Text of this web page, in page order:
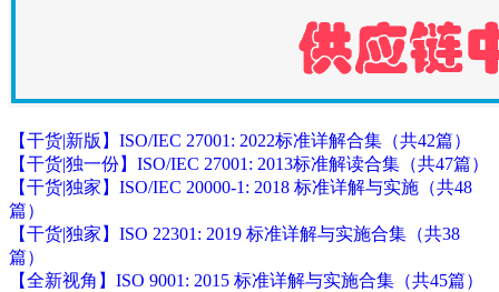
【干货|新版】ISO/IEC 27001: 2022标准详解合集（共42篇）
【干货|独一份】ISO/IEC 27001: 2013标准解读合集（共47篇）
【干货|独家】ISO/IEC 20000-1: 2018 标准详解与实施（共48
篇）
【干货|独家】ISO 22301: 2019 标准详解与实施合集（共38
篇）
【全新视角】ISO 9001: 2015 标准详解与实施合集（共45篇）